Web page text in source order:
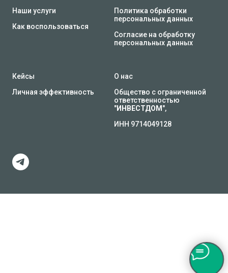
Наши услуги
Как воспользоваться
Политика обработки
персональных данных
Согласие на обработку
персональных данных
Кейсы
Личная эффективность
О нас
Общество с ограниченной
ответственностью
"ИНВЕСТДОМ ",
ИНН 9714049128